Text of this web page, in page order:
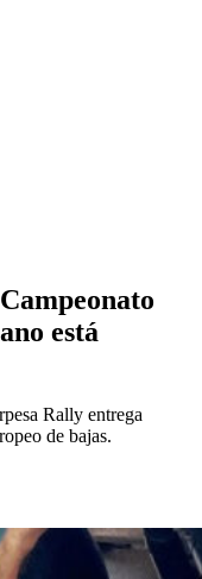
está
Rally entrega
de bajas.